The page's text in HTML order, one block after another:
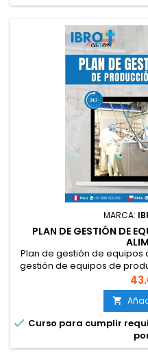
MARCA:
PLAN DE GESTIÓN DE
Plan de gestión de
gestión de equipos de
el riesgo y en los
para garantizar la
regulaciones sanitarias.
evaluar y controlar

 Curso para cumplir